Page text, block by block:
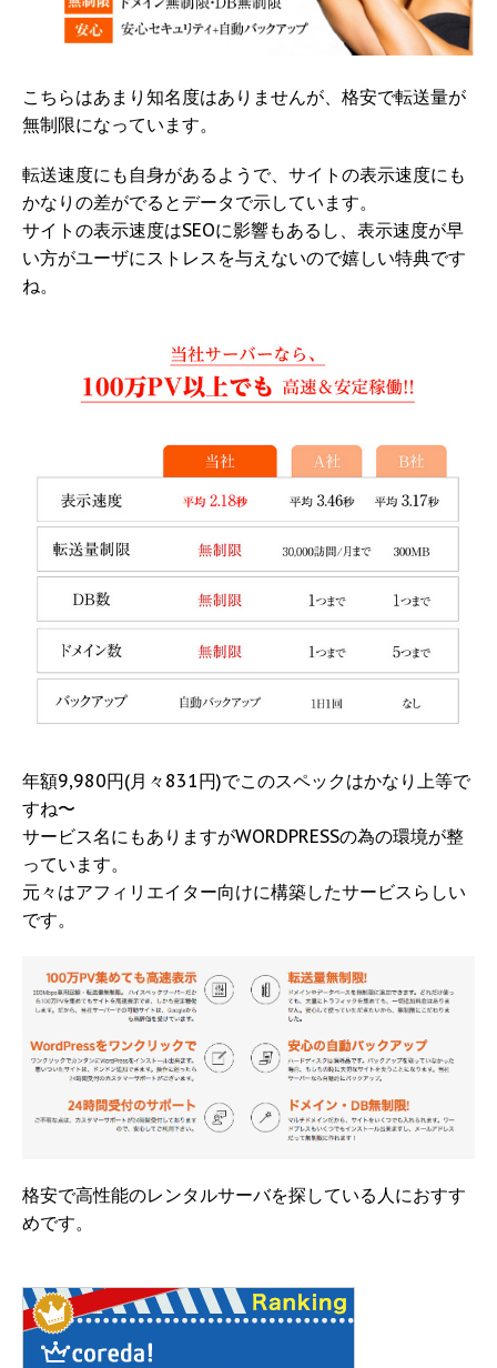
こちらはあまり知名度はありませんが、格安で転送量が
無制限になっています。
転送速度にも自身があるようで、サイトの表示速度にも
かなりの差がでるとデータで示しています。
サイトの表示速度はSEOに影響もあるし、表示速度が早
い方がユーザにストレスを与えないので嬉しい特典です
ね。
年額9,980円(月々831円)でこのスペックはかなり上等で
すね〜
サービス名にもありますがWORDPRESSの為の環境が整
っています。
元々はアフィリエイター向けに構築したサービスらしい
です。
格安で高性能のレンタルサーバを探している人におすす
めです。